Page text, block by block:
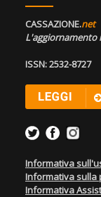
CASSAZIONE.net
L'aggiornamento
ISSN: 2532-8727
Informativa
Informativa sulla
Informativa